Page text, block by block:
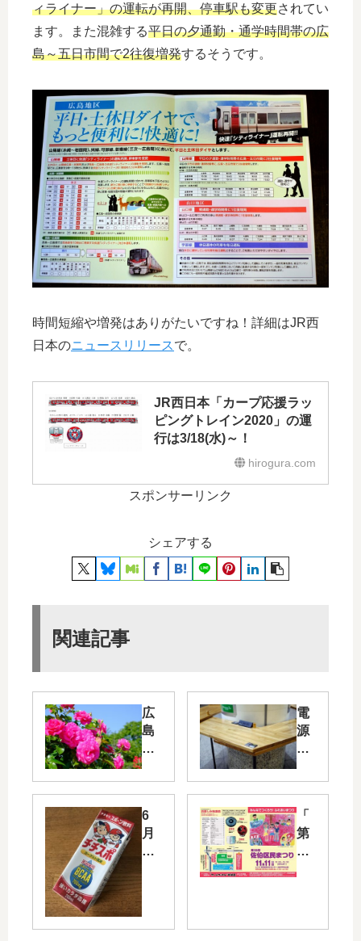
ィライナー」の運転が再開、停車駅も変更されてい
ます。また混雑する平日の夕通勤・通学時間帯の広
島～五日市間で2往復増発するそうです。
時間短縮や増発はありがたいですね！詳細はJR西
日本のニュースリリースで。
JR西日本「カープ応援ラッ
ピングトレイン2020」の運
行は3/18(水)～！
hirogura.com
スポンサーリンク
シェアする
関連記事
広
島
市
区
あ
る
「
合
電
源
タ
ッ
プ
フ
リ
ー
Wi-
用
6
月
1
「
第
33
回